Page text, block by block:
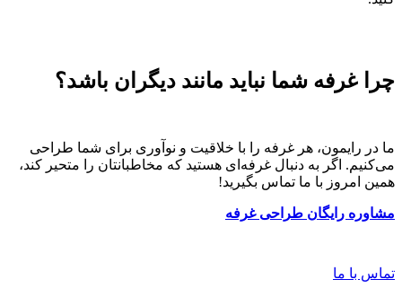
چرا غرفه شما نباید مانند دیگران باشد؟
ما در رایمون، هر غرفه را با خلاقیت و نوآوری برای شما طراحی
می‌کنیم. اگر به دنبال غرفه‌ای هستید که مخاطبانتان را متحیر کند،
همین امروز با ما تماس بگیرید!
مشاوره رایگان طراحی غرفه
تماس با ما